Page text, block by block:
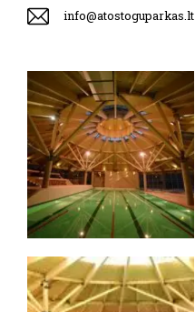
info@atostoguparkas.lt